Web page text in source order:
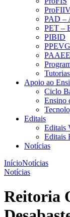
PAD –
PET –
PIBID
Apoio ao
Ciclo
Ensino
Editais
Editais
Editais
Notícias
InícioNotícias
Notícias
Reitoria